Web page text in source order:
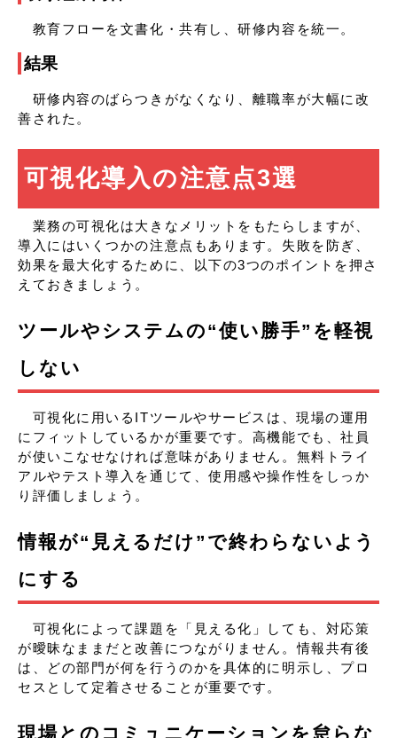
教育フローを文書化・共有し、研修内容を統一。
結果
研修内容のばらつきがなくなり、離職率が大幅に改
善された。
可視化導入の注意点3選
業務の可視化は大きなメリットをもたらしますが、
導入にはいくつかの注意点もあります。失敗を防ぎ、
効果を最大化するために、以下の3つのポイントを押さ
えておきましょう。
ツールやシステムの“使い勝手”を軽視
しない
可視化に用いるITツールやサービスは、現場の運用
にフィットしているかが重要です。高機能でも、社員
が使いこなせなければ意味がありません。無料トライ
アルやテスト導入を通じて、使用感や操作性をしっか
り評価しましょう。
情報が“見えるだけ”で終わらないよう
にする
可視化によって課題を「見える化」しても、対応策
が曖昧なままだと改善につながりません。情報共有後
は、どの部門が何を行うのかを具体的に明示し、プロ
セスとして定着させることが重要です。
現場とのコミュニケーションを怠らな